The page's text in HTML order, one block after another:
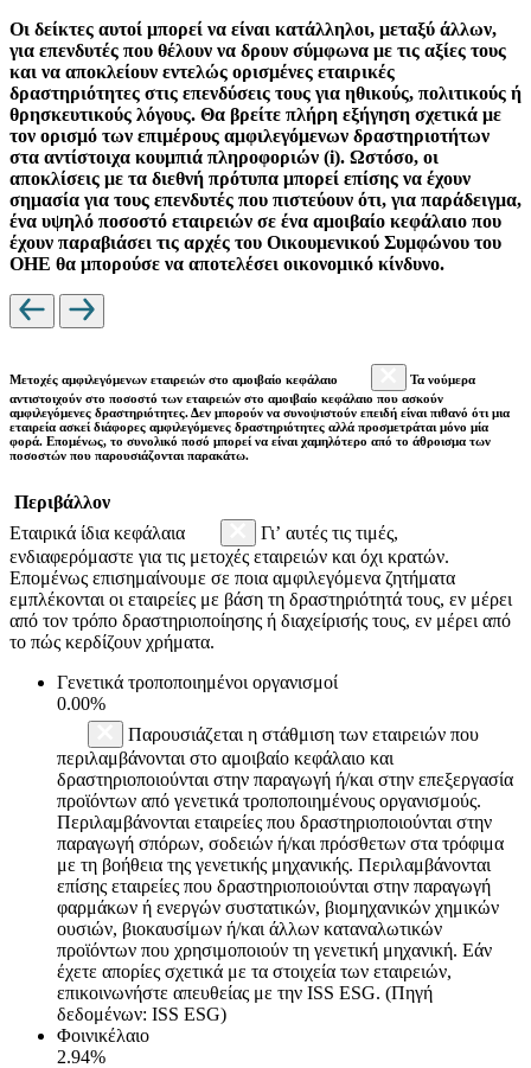
Οι δείκτες αυτοί μπορεί να είναι κατάλληλοι, μεταξύ άλλων,
για επενδυτές που θέλουν να δρουν σύμφωνα με τις αξίες τους
και να αποκλείουν εντελώς ορισμένες εταιρικές
δραστηριότητες στις επενδύσεις τους για ηθικούς, πολιτικούς ή
θρησκευτικούς λόγους. Θα βρείτε πλήρη εξήγηση σχετικά με
τον ορισμό των επιμέρους αμφιλεγόμενων δραστηριοτήτων
στα αντίστοιχα κουμπιά πληροφοριών (i). Ωστόσο, οι
αποκλίσεις με τα διεθνή πρότυπα μπορεί επίσης να έχουν
σημασία για τους επενδυτές που πιστεύουν ότι, για παράδειγμα,
ένα υψηλό ποσοστό εταιρειών σε ένα αμοιβαίο κεφάλαιο που
έχουν παραβιάσει τις αρχές του Οικουμενικού Συμφώνου του
ΟΗΕ θα μπορούσε να αποτελέσει οικονομικό κίνδυνο.
Μετοχές αμφιλεγόμενων εταιρειών στο αμοιβαίο κεφάλαιο
Τα νούμερα
αντιστοιχούν στο ποσοστό των εταιρειών στο αμοιβαίο κεφάλαιο που ασκούν
αμφιλεγόμενες δραστηριότητες. Δεν μπορούν να συνοψιστούν επειδή είναι πιθανό ότι μια
εταιρεία ασκεί διάφορες αμφιλεγόμενες δραστηριότητες αλλά προσμετράται μόνο μία
φορά. Επομένως, το συνολικό ποσό μπορεί να είναι χαμηλότερο από το άθροισμα των
ποσοστών που παρουσιάζονται παρακάτω.
Περιβάλλον
Εταιρικά ίδια κεφάλαια
Γι’ αυτές τις τιμές,
ενδιαφερόμαστε για τις μετοχές εταιρειών και όχι κρατών.
Επομένως επισημαίνουμε σε ποια αμφιλεγόμενα ζητήματα
εμπλέκονται οι εταιρείες με βάση τη δραστηριότητά τους, εν μέρει
από τον τρόπο δραστηριοποίησης ή διαχείρισής τους, εν μέρει από
το πώς κερδίζουν χρήματα.
Γενετικά τροποποιημένοι οργανισμοί
0.00%
Παρουσιάζεται η στάθμιση των εταιρειών που
περιλαμβάνονται στο αμοιβαίο κεφάλαιο και
δραστηριοποιούνται στην παραγωγή ή/και στην επεξεργασία
προϊόντων από γενετικά τροποποιημένους οργανισμούς.
Περιλαμβάνονται εταιρείες που δραστηριοποιούνται στην
παραγωγή σπόρων, σοδειών ή/και πρόσθετων στα τρόφιμα
με τη βοήθεια της γενετικής μηχανικής. Περιλαμβάνονται
επίσης εταιρείες που δραστηριοποιούνται στην παραγωγή
φαρμάκων ή ενεργών συστατικών, βιομηχανικών χημικών
ουσιών, βιοκαυσίμων ή/και άλλων καταναλωτικών
προϊόντων που χρησιμοποιούν τη γενετική μηχανική. Εάν
έχετε απορίες σχετικά με τα στοιχεία των εταιρειών,
επικοινωνήστε απευθείας με την ISS ESG. (Πηγή
δεδομένων: ISS ESG)
Φοινικέλαιο
2.94%